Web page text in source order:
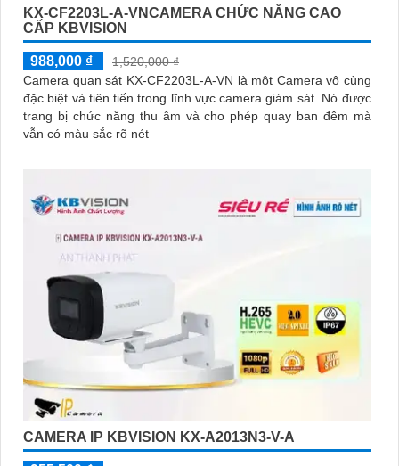
KX-CF2203L-A-VNCAMERA CHỨC NĂNG CAO
CẤP KBVISION
988,000 ₫
1,520,000 ₫
Camera quan sát KX-CF2203L-A-VN là một Camera vô cùng
đặc biệt và tiên tiến trong lĩnh vực camera giám sát. Nó được
trang bị chức năng thu âm và cho phép quay ban đêm mà
vẫn có màu sắc rõ nét
CAMERA IP KBVISION KX-A2013N3-V-A